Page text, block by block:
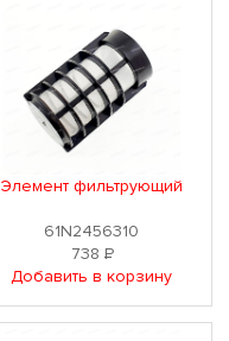
Элемент фильтрующий
61N2456310
738Р
Добавить в корзину